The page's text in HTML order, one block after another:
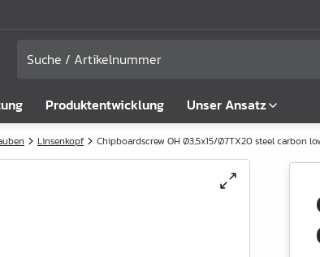
Produktentwicklung Unser Ansatz
Linsenkopf Chipboardscrew OH Ø3,5x15/Ø7TX20 steel carbon